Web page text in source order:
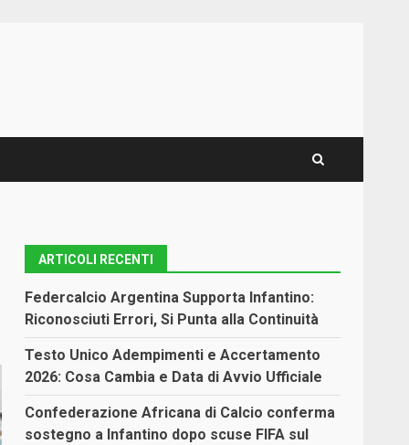
ARTICOLI RECENTI
Federcalcio Argentina Supporta Infantino:
Riconosciuti Errori, Si Punta alla Continuità
Testo Unico Adempimenti e Accertamento
2026: Cosa Cambia e Data di Avvio Ufficiale
Confederazione Africana di Calcio conferma
sostegno a Infantino dopo scuse FIFA sul